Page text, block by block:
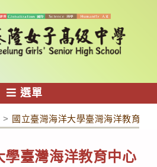
選單
> 國立臺灣海洋大學臺灣海洋教育中
學臺灣海洋教育中心